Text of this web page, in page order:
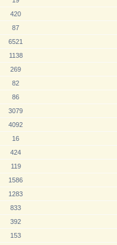
420
87
6521
1138
269
82
86
3079
4092
16
424
119
1586
1283
833
392
153